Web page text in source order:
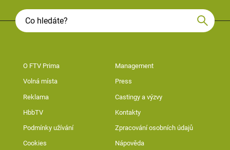
O FTV Prima Management
Volná místa Press
Reklama Castingy a výzvy
HbbTV Kontakty
Podmínky užívání Zpracování osobních údajů
Cookies Nápověda